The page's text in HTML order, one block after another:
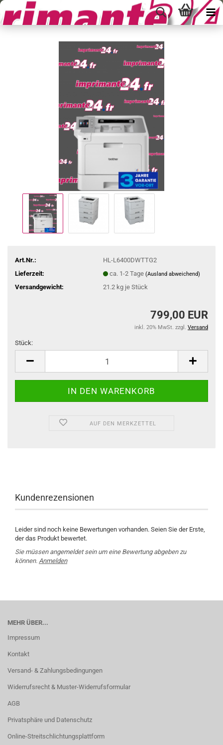
Art.Nr.:
HL-L6400DWTTG2
Lieferzeit:
ca. 1-2 Tage (Ausland abweichend)
Versandgewicht: 21.2kg je Stück
799,00 EUR
inkl. 20% MwSt. zzgl. Versand
Stück:
AUF DEN MERKZETTEL
Kundenrezensionen
Leider sind noch keine Bewertungen vorhanden. Seien Sie der Erste,
der das Produkt bewertet.
Sie müssen angemeldet sein um eine Bewertung abgeben zu
können. Anmelden
MEHR ÜBER...
Impressum
Kontakt
Versand- & Zahlungsbedingungen
Widerrufsrecht & Muster-Widerrufsformular
AGB
Privatsphäre und Datenschutz
Online-Streitschlichtungsplattform